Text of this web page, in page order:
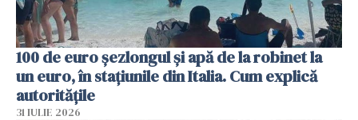
100 de euro șezlongul și apă de la robinet la
un euro, în stațiunile din Italia. Cum explică
autoritățile
31 IULIE 2026